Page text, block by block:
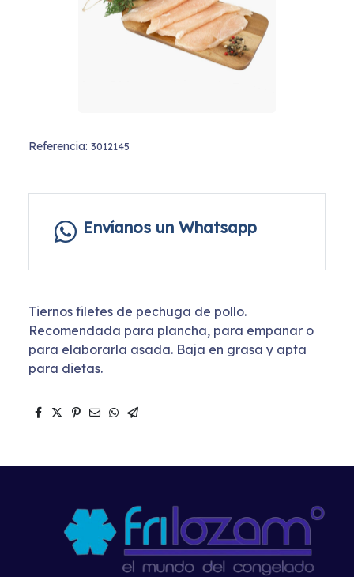
Referencia: 3012145
Envíanos un Whatsapp
Tiernos filetes de pechuga de pollo.
Recomendada para plancha, para empanar o
para elaborarla asada. Baja en grasa y apta
para dietas.